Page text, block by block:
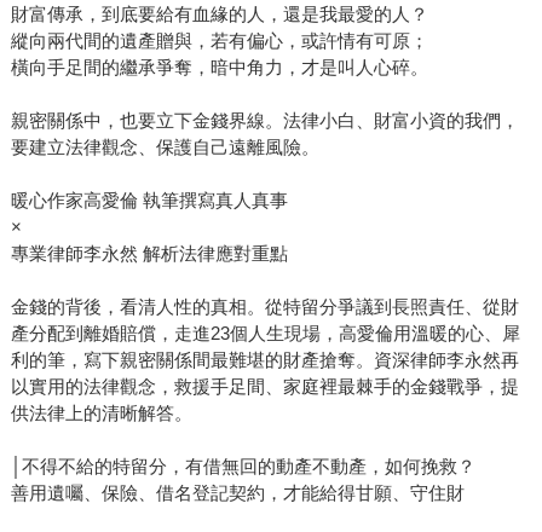
財富傳承，到底要給有血緣的人，還是我最愛的人？
縱向兩代間的遺產贈與，若有偏心，或許情有可原；
橫向手足間的繼承爭奪，暗中角力，才是叫人心碎。
親密關係中，也要立下金錢界線。法律小白、財富小資的我們，
要建立法律觀念、保護自己遠離風險。
暖心作家高愛倫 執筆撰寫真人真事
×
專業律師李永然 解析法律應對重點
金錢的背後，看清人性的真相。從特留分爭議到長照責任、從財
產分配到離婚賠償，走進23個人生現場，高愛倫用溫暖的心、犀
利的筆，寫下親密關係間最難堪的財產搶奪。資深律師李永然再
以實用的法律觀念，救援手足間、家庭裡最棘手的金錢戰爭，提
供法律上的清晰解答。
│不得不給的特留分，有借無回的動產不動產，如何挽救？
善用遺囑、保險、借名登記契約，才能給得甘願、守住財